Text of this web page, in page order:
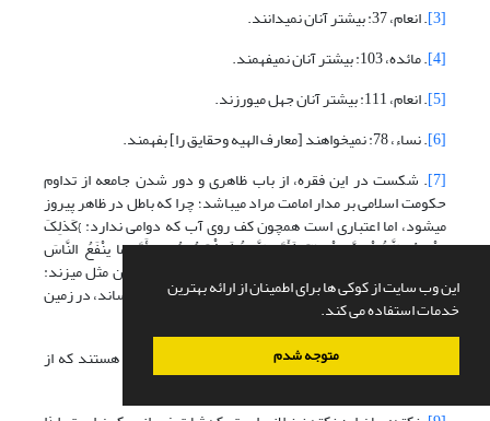
این وب سایت از کوکی ها برای اطمینان از ارائه بهترین
خدمات استفاده می کند.
متوجه شدم
[3] . انعام، 37: بیشتر آنان نمی­دانند.
[4] . مائده، 103: بیشتر آنان نمی­فهمند.
[5] . انعام، 111: بیشتر آنان جهل می­ورزند.
[6] . نساء، 78: نمى‏خواهند [معارف الهیه وحقایق را] بفهمند.
[7] . شکست در این فقره، از باب ظاهری و دور شدن جامعه از تداوم
حکومت اسلامی بر مدار امامت مراد می­باشد؛ چرا که باطل در ظاهر پیروز
می­شود، اما اعتباری است هم­چون کف روی آب که دوامی ندارد: }کَذلِکَ
یضْرِبُ اللَّهُ الْحَقَّ وَالْباطِلَ فَأَمَّا الزَّبَدُ فَیذْهَبُ جُفاءً وَأَمَّا ما ینْفَعُ النَّاسَ
فَیمْکُثُ فِی الْأَرْضِ{ (رعد: 17): خداوند، حق و باطل را چنین مثل می­زند:
کف­ها به بیرون پرتاب می شوند، ولی آن­چه به مردم سود می‎رساند، در زمین
می­ماند.
. فاطر، 28: به‌ درستی‌ که‌ از بندگان‌ خدا فقط‌ عالمان‌ هستند که‌ از
خداوند سبحان‌ خشیت‌ دارند.